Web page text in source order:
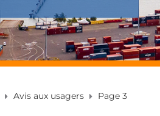
Avis aux usagers Page 3